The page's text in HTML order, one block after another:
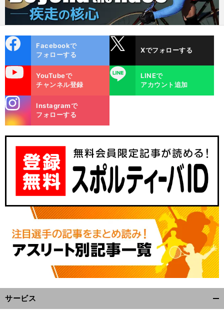
ok
Facebookで
フォローする
Xでフォローする
YouTubeで
チャンネル登録
LINE
LINEで
アカウント追加
m
Instagramで
フォローする
サービス